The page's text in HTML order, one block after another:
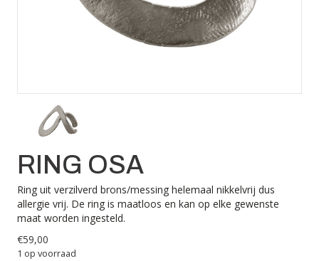
RING OSA
Ring uit verzilverd brons/messing helemaal nikkelvrij dus
allergie vrij. De ring is maatloos en kan op elke gewenste
maat worden ingesteld.
€59,00
1 op voorraad